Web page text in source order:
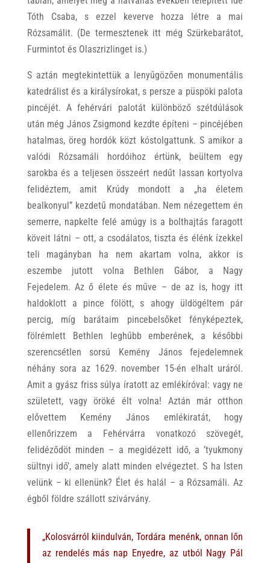
Tóth Csaba, s ezzel keverve hozza létre a mai
Rózsamálit. (De termesztenek itt még Szürkebarátot,
Furmintot és Olaszrizlinget is.)
S aztán megtekintettük a lenyűgözően monumentális
katedrálist és a királysírokat, s persze a püspöki palota
pincéjét. A fehérvári palotát különböző szétdúlások
után még János Zsigmond kezdte építeni – pincéjében
hatalmas, öreg hordók közt kóstolgattunk. S amikor a
valódi Rózsamáli hordóihoz értünk, beültem egy
sarokba és a teljesen összeért nedűt lassan kortyolva
felidéztem, amit Krúdy mondott a „ha életem
bealkonyul” kezdetű mondatában. Nem nézegettem én
semerre, napkelte felé amúgy is a bolthajtás faragott
köveit látni – ott, a csodálatos, tiszta és élénk ízekkel
teli magányban ha nem akartam volna, akkor is
eszembe jutott volna Bethlen Gábor, a Nagy
Fejedelem. Az ő élete és műve – de az is, hogy itt
haldoklott a pince fölött, s ahogy üldögéltem pár
percig, míg barátaim pincebelsőket fényképeztek,
fölrémlett Bethlen leghűbb emberének, a későbbi
szerencsétlen sorsú Kemény János fejedelemnek
néhány sora az 1629. november 15-én elhalt uráról.
Amit a gyász friss súlya íratott az emlékíróval: vagy ne
született, vagy öröké élt volna! Aztán már otthon
elővettem Kemény János emlékiratát, hogy
ellenőrizzem a Fehérvárra vonatkozó szövegét,
felidéződöt minden – a megidézett idő, a ’tyukmony
sültnyi idő’, amely alatt minden elvégeztet. S ha Isten
velünk – ki ellenünk? Élet és halál – a Rózsamáli. Az
égből földre szállott szivárvány.
„Kolosvárról kiindulván, Tordára menénk, onnan lőn
az rendelés más nap Enyedre, az utból Nagy Pál